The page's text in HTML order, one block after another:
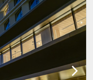
味のあるカフ
～2026年9月
：DP-1-
・・・車で約
砂時計』があ
を記録した映
ても有名で
台
由） となりま
車場をご案内
：００（男性
さいませ。
いません）
ただいても構